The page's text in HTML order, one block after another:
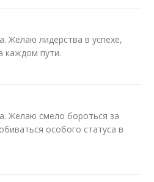
Желаю лидерства в успехе,
каждом пути.
Желаю смело бороться за
особого статуса в